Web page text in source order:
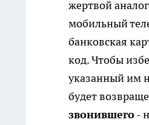
жертвой
мобильный
банковская
код. Чтобы
указанный им
будет
звонившего-